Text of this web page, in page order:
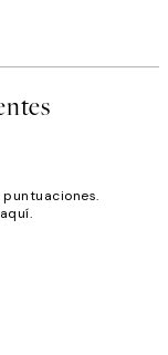
puntuaciones.